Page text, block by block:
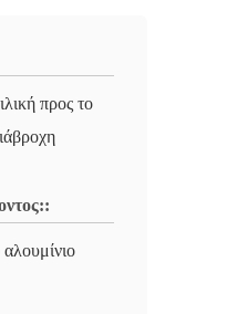
προς το